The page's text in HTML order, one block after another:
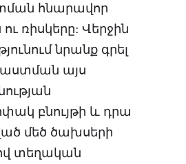
հնարավոր
ռիսկերը: Վերջին
նրանք գրել
այս
բնույթի և դրա
մեծ ծախսերի
տեղական